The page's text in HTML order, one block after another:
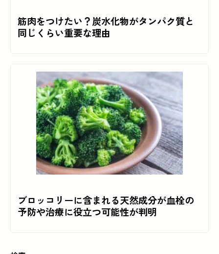
筋肉をつけたい？炭水化物がタンパク質と
同じくらい重要な理由
ブロッコリーに含まれる天然成分が血栓の
予防や治療に役立つ可能性が判明